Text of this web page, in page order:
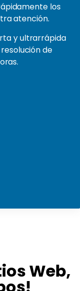
los
atención.
y ultrarrápida
de
Web,